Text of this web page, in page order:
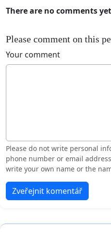
There are no comments
Please comment on this
Your comment
Please do not write personal
phone number or email
write your own name or the
Zveřejnit komentář